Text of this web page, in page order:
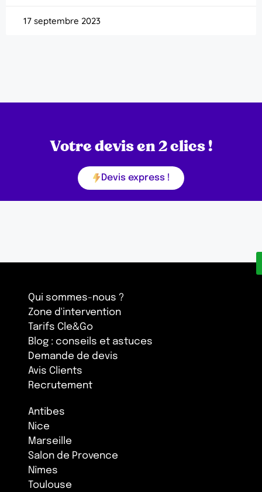
17 septembre 2023
Votre devis en 2 clics !
Devis express !
Qui sommes-nous ?
Zone d'intervention
Tarifs Cle&Go
Blog : conseils et astuces
Demande de devis
Avis Clients
Recrutement
Antibes
Nice
Marseille
Salon de Provence
Nîmes
Toulouse